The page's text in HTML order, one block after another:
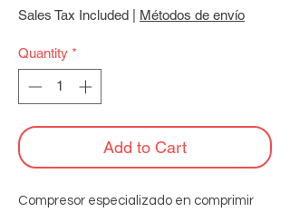
Sales Tax Included Métodos de envío
Quantity *
Add to Cart
Compresor especializado en comprimir